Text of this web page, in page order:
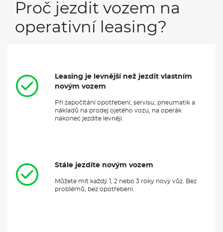
Proč jezdit vozem na
operativní leasing?
Leasing je levnější než jezdit vlastním
novým vozem
Při započítání opotřebení, servisu, pneumatik a
nákladů na prodej ojetého vozu, na operák
nakonec jezdíte levněji.
Stále jezdíte novým vozem
Můžete mít každý 1, 2 nebo 3 roky nový vůz. Bez
problémů, bez opotřebení.